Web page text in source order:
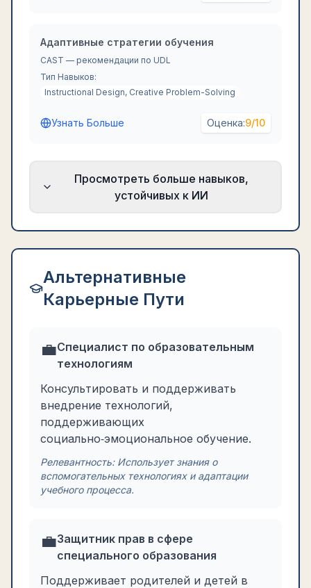
Адаптивные стратегии обучения
CAST — рекомендации по UDL
Тип Навыков:
Instructional Design, Creative Problem-Solving
Узнать Больше Оценка:9/10
Просмотреть больше навыков,
устойчивых к ИИ
Альтернативные
Карьерные Пути
💼Специалист по образовательным
технологиям
Консультировать и поддерживать
внедрение технологий,
поддерживающих
социально‑эмоциональное обучение.
Релевантность: Использует знания о
вспомогательных технологиях и адаптации
учебного процесса.
💼Защитник прав в сфере
специального образования
Поддерживает родителей и детей в